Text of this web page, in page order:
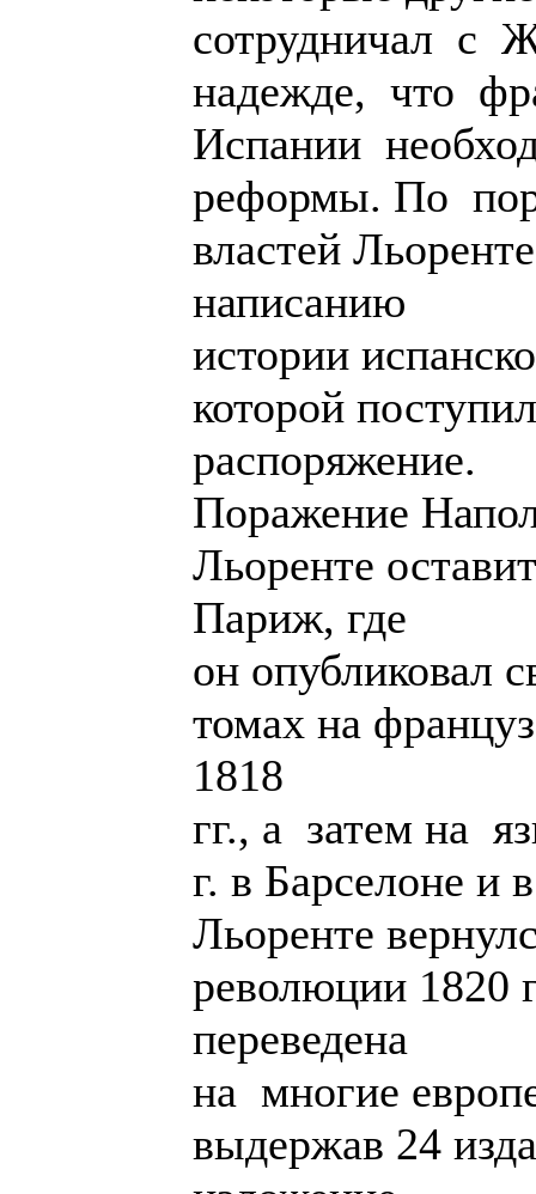
сотрудничал с
надежде, что
Испании
реформы. По
властей
написанию
истории
которой
распоряжение.
Поражение
Льоренте
Париж, где
он опубликовал
томах на
1818
гг., а затем на
г. в Барселоне и
Льоренте
революции 1820
переведена
на многие
выдержав 24